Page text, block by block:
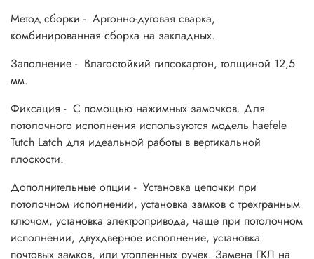
Метод сборки - Аргонно-дуговая сварка,
комбинированная сборка на закладных.
Заполнение - Влагостойкий гипсокартон, толщиной 12,5
мм.
Фиксация - С помощью нажимных замочков. Для
потолочного исполнения используются модель haefele
Tutch Latch для идеальной работы в вертикальной
плоскости.
Дополнительные опции - Установка цепочки при
потолочном исполнении, установка замков с трехгранным
ключом, установка электропривода, чаще при потолочном
исполнении, двухдверное исполнение, установка
почтовых замков, или утопленных ручек. Замена ГКЛ на